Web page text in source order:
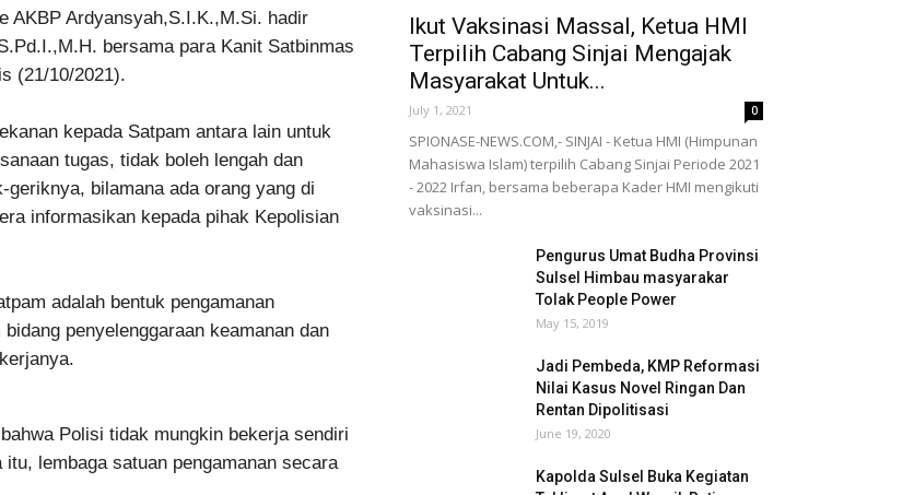
AKBP Ardyansyah,S.I.K.,M.Si. hadir
bersama para Kanit Satbinmas
(21/10/2021).
kepada Satpam antara lain untuk
tugas, tidak boleh lengah dan
bilamana ada orang yang di
informasikan kepada pihak Kepolisian
adalah bentuk pengamanan
penyelenggaraan keamanan dan
Polisi tidak mungkin bekerja sendiri
lembaga satuan pengamanan secara
Ikut Vaksinasi Massal, Ketua HMI
Terpilih Cabang Sinjai Mengajak
Masyarakat Untuk...
July 1, 2021 0
SPIONASE-NEWS.COM,- SINJAI - Ketua HMI (Himpunan
Mahasiswa Islam) terpilih Cabang Sinjai Periode 2021
- 2022 Irfan, bersama beberapa Kader HMI mengikuti
vaksinasi...
Pengurus Umat Budha Provinsi
Sulsel Himbau masyarakar
Tolak People Power
May 15, 2019
Jadi Pembeda, KMP Reformasi
Nilai Kasus Novel Ringan Dan
Rentan Dipolitisasi
June 19, 2020
Kapolda Sulsel Buka Kegiatan